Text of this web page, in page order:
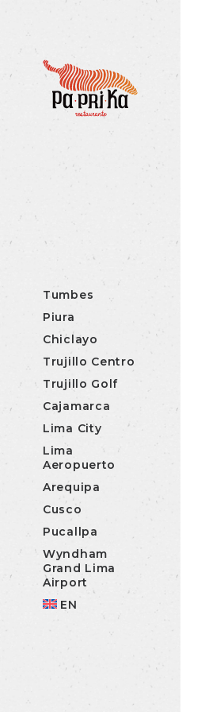
Tumbes
Piura
Chiclayo
Trujillo Centro
Trujillo Golf
Cajamarca
Lima City
Lima
Aeropuerto
Arequipa
Cusco
Pucallpa
Wyndham
Grand Lima
Airport
EN